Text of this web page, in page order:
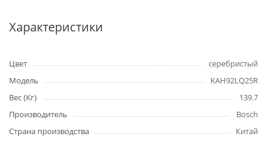
Характеристики
Цвет
серебристый
Модель
KAH92LQ25R
Вес (Кг)
139.7
Производитель
Bosch
Страна производства
Китай